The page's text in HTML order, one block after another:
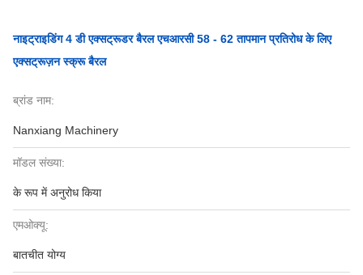
नाइट्राइडिंग 4 डी एक्सट्रूडर बैरल एचआरसी 58 - 62 तापमान प्रतिरोध के लिए
एक्सट्रूज़न स्क्रू बैरल
ब्रांड नाम:
Nanxiang Machinery
मॉडल संख्या:
के रूप में अनुरोध किया
एमओक्यू:
बातचीत योग्य